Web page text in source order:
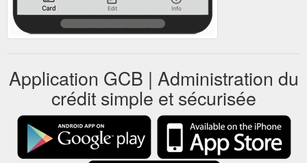
Application GCB | Administration du
crédit simple et sécurisée